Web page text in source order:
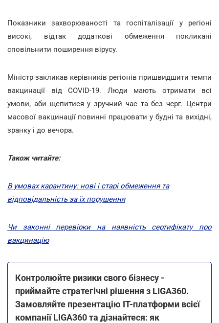
Показники захворюваності та госпіталізації у регіоні
високі, відтак додаткові обмеження покликані
сповільнити поширення вірусу.
Міністр закликав керівників регіонів пришвидшити темпи
вакцинації від COVID-19. Люди мають отримати всі
умови, аби щепитися у зручний час та без черг. Центри
масової вакцинації повинні працювати у будні та вихідні,
зранку і до вечора.
Також читайте:
В умовах карантину: нові і старі обмеження та
відповідальність за їх порушення
Чи законні перевірки на наявність сертифікату про
вакцинацію
Контролюйте ризики свого бізнесу -
приймайте стратегічні рішення з LIGA360.
Замовляйте презентацію IT-платформи всієї
компанії LIGA360 та дізнайтеся: як